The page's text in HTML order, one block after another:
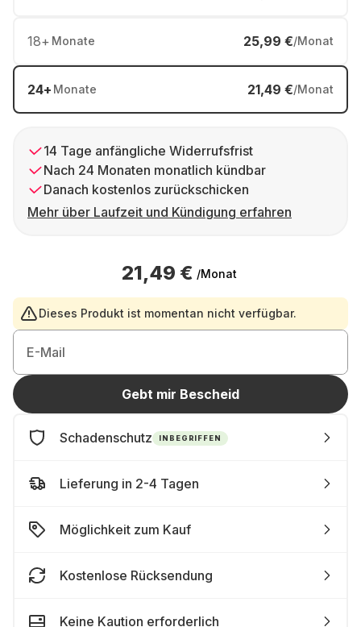
18+ Monate 25,99 €/Monat
24+ Monate 21,49 €/Monat
14 Tage anfängliche Widerrufsfrist
Nach 24 Monaten monatlich kündbar
Danach kostenlos zurückschicken
Mehr über Laufzeit und Kündigung erfahren
21,49 € /Monat
Dieses Produkt ist momentan nicht verfügbar.
E-Mail
Gebt mir Bescheid
Schadenschutz INBEGRIFFEN
Lieferung in 2-4 Tagen
Möglichkeit zum Kauf
Kostenlose Rücksendung
Keine Kaution erforderlich